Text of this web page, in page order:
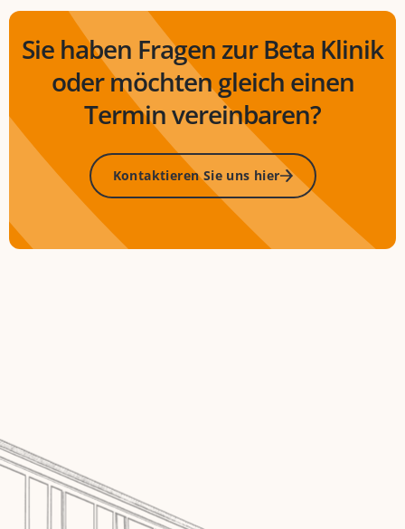
Sie haben Fragen zur Beta Klinik
oder möchten gleich einen
Termin vereinbaren?
Kontaktieren Sie uns hier